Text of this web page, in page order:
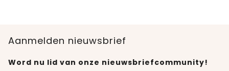
Aanmelden nieuwsbrief
Word nu lid van onze nieuwsbriefcommunity!